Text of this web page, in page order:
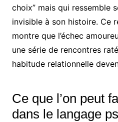
choix” mais qui ressemble
invisible à son histoire. Ce
montre que l’échec
une série de rencontres
habitude relationnelle
Ce que l’on peut
dans le langage